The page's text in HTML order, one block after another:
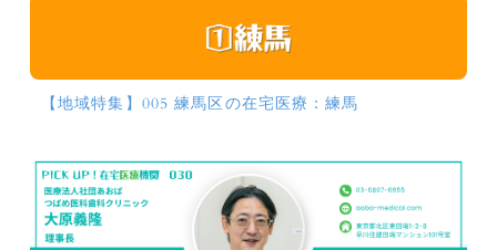
【地域特集】005 練馬区の在宅医療：練馬